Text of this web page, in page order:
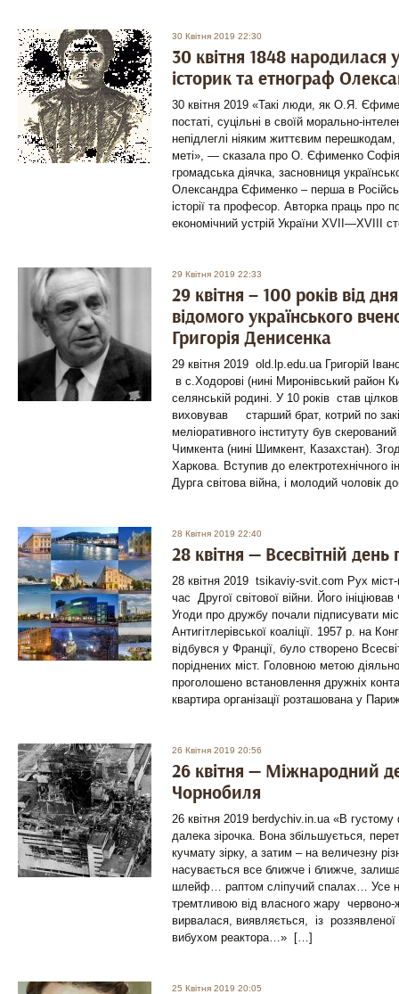
30 Квітня 2019 22:30
30 квітня 1848 народилася
історик та етнограф
30 квітня 2019 «Такі люди, як О.Я.
постаті, суцільні в своїй морально-
непідлеглі ніяким життєвим перешкодам,
меті», — сказала про О. Єфименко
громадська діячка, засновниця
Олександра Єфименко – перша в
історії та професор. Авторка праць про
економічний устрій України XVII—XVIII
29 Квітня 2019 22:33
29 квітня – 100 років від
відомого українського
Григорія Денисенка
29 квітня 2019 old.lp.edu.ua Григорій
в с.Ходорові (нині Миронівський район
селянській родині. У 10 років став
виховував старший брат, котрий по
меліоративного інституту був
Чимкента (нині Шимкент, Казахстан).
Харкова. Вступив до електротехнічного
Дурга світова війна, і молодий чоловік
28 Квітня 2019 22:40
28 квітня — Всесвітній день
28 квітня 2019 tsikaviy-svit.com Рух міст-
час Другої світової війни. Його
Угоди про дружбу почали підписувати
Антигітлерівської коаліції. 1957 р. на
відбувся у Франції, було створено
поріднених міст. Головною метою
проголошено встановлення дружніх
квартира організації розташована у
26 Квітня 2019 20:56
26 квітня — Міжнародний
Чорнобиля
26 квітня 2019 berdychiv.in.ua «В
далека зірочка. Вона збільшується,
кучмату зірку, а затим – на величезну
насувається все ближче і ближче,
шлейф… раптом сліпучий спалах… Усе
тремтливою від власного жару
вирвалася, виявляється, із
вибухом реактора…» […]
25 Квітня 2019 20:05